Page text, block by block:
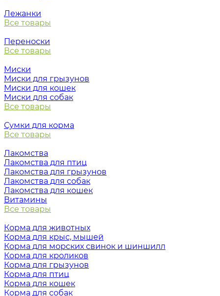
Лежанки
Все товары
Переноски
Все товары
Миски
Миски для грызунов
Миски для кошек
Миски для собак
Все товары
Сумки для корма
Все товары
Лакомства
Лакомства для птиц
Лакомства для грызунов
Лакомства для собак
Лакомства для кошек
Витамины
Все товары
Корма для животных
Корма для крыс, мышей
Корма для морских свинок и шиншилл
Корма для кроликов
Корма для грызунов
Корма для птиц
Корма для кошек
Корма для собак